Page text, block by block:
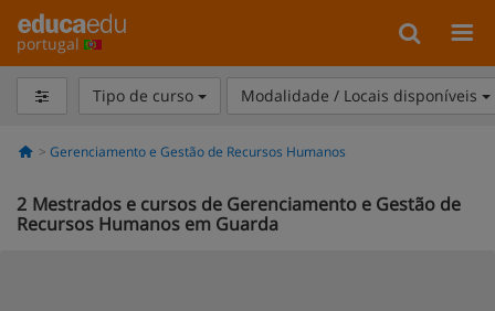
portugal
Tipo de curso Modalidade / Locais disponíveis
Gerenciamento e Gestão de Recursos Humanos
2 Mestrados e cursos de Gerenciamento e Gestão de
Recursos Humanos em Guarda